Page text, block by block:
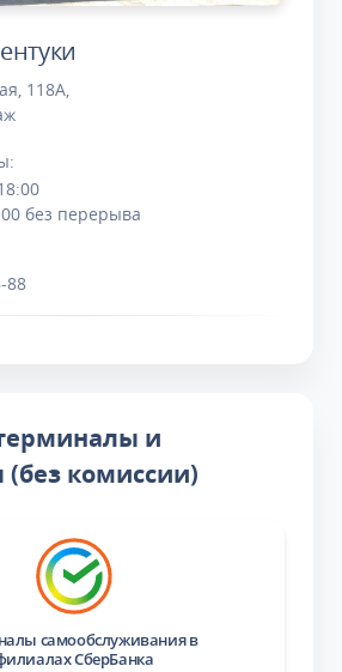
118А,
без перерыва
88
и
комиссии)
самообслуживания в
СберБанка